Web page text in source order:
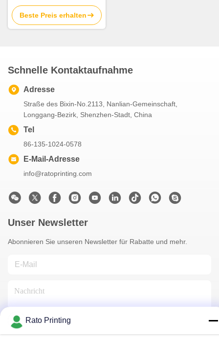
Swing-Umbauten für
Kleidungs-doppelte Enden-
Schnur
Beste Preis erhalten
Schnelle Kontaktaufnahme
Adresse
Straße des Bixin-No.2113, Nanlian-Gemeinschaft,
Longgang-Bezirk, Shenzhen-Stadt, China
Tel
86-135-1024-0578
E-Mail-Adresse
info@ratoprinting.com
Unser Newsletter
Abonnieren Sie unseren Newsletter für Rabatte und mehr.
Rato Printing